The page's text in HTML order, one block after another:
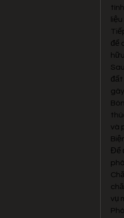
để
đất
và
Để
vụ